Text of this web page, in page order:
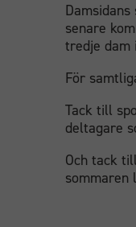
senare
tredje dam
För
Tack till
deltagare
Och tack